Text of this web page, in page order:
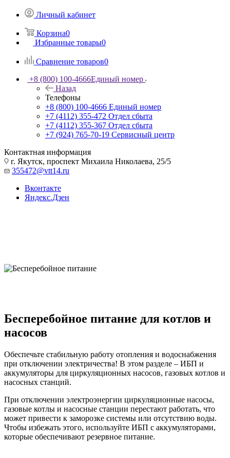
Личный кабинет
Корзина0
Избранные товары0
Сравнение товаров0
+8 (800) 100-4666Единый номер
Назад
Телефоны
+8 (800) 100-4666 Единый номер
+7 (4112) 355-472 Отдел сбыта
+7 (4112) 355-367 Отдел сбыта
+7 (924) 765-70-19 Сервисный центр
Контактная информация
г. Якутск, проспект Михаила Николаева, 25/5
355472@vtt14.ru
Вконтакте
Яндекс.Дзен
Бесперебойное питание для котлов и
насосов
Обеспечьте стабильную работу отопления и водоснабжения
при отключении электричества! В этом разделе – ИБП и
аккумуляторы для циркуляционных насосов, газовых котлов и
насосных станций.
При отключении электроэнергии циркуляционные насосы,
газовые котлы и насосные станции перестают работать, что
может привести к заморозке системы или отсутствию воды.
Чтобы избежать этого, используйте ИБП с аккумуляторами,
которые обеспечивают резервное питание.